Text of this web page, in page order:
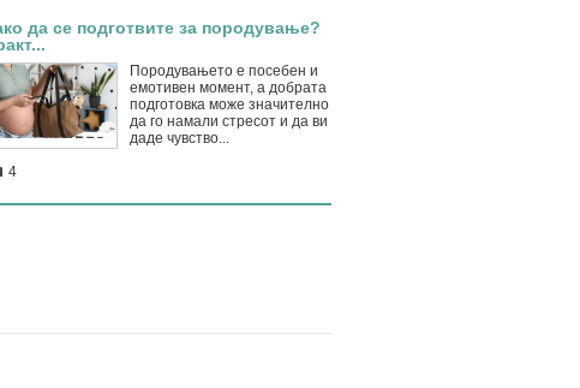
да се подготвите за породување?
Породувањето е посебен и
емотивен момент, а добрата
подготовка може значително
да го намали стресот и да ви
даде чувство...
4